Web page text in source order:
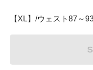
【XL】/ウェスト87～